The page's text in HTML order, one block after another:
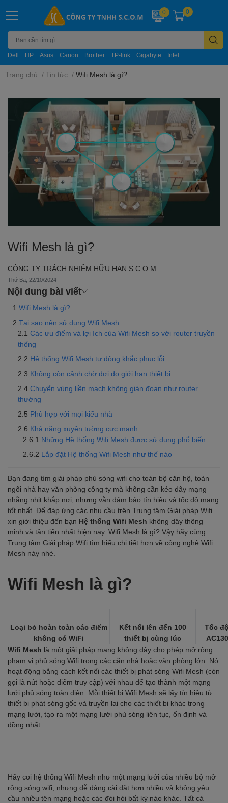
Dell HP Asus Canon Brother TP-link Gigabyte Intel
0 0
Trang chủ / Tin tức / Wifi Mesh là gì?
Wifi Mesh là gì?
CÔNG TY TRÁCH NHIỆM HỮU HẠN S.C.O.M
Thứ Ba, 22/10/2024
Nội dung bài viết
Wifi Mesh là gì?
Tại sao nên sử dụng Wifi Mesh
Các ưu điểm và lợi ích của Wifi Mesh so với router truyền
thống
Hệ thống Wifi Mesh tự động khắc phục lỗi
Không còn cảnh chờ đợi do giới hạn thiết bị
Chuyển vùng liền mạch không gián đoạn như router
thường
Phù hợp với mọi kiểu nhà
Khả năng xuyên tường cực mạnh
Những Hệ thống Wifi Mesh được sử dụng phổ biến
Lắp đặt Hệ thống Wifi Mesh như thế nào
Bạn đang tìm giải pháp phủ sóng wifi cho toàn bộ căn hộ, toàn
ngôi nhà hay văn phòng công ty mà không cần kéo dây mạng
nhằng nhịt khắp nơi, nhưng vẫn đảm bảo tín hiệu và tốc độ mạng
tốt nhất. Để đáp ứng các nhu cầu trên Trung tâm Giải pháp Wifi
xin giới thiệu đến bạn Hệ thống Wifi Mesh không dây thông
minh và tân tiến nhất hiện nay. Wifi Mesh là gì? Vậy hãy cùng
Trung tâm Giải pháp Wifi tìm hiểu chi tiết hơn về công nghệ Wifi
Mesh này nhé.
Wifi Mesh là gì?
Loại bỏ hoàn toàn các điểm
không có WiFi
Kết nối lên đến 100
thiết bị cùng lúc
Tốc
Wifi Mesh là một giải pháp mạng không dây cho phép mở rộng
phạm vi phủ sóng Wifi trong các căn nhà hoặc văn phòng lớn. Nó
hoạt động bằng cách kết nối các thiết bị phát sóng Wifi Mesh (còn
gọi là nút hoặc điểm truy cập) với nhau để tạo thành một mạng
lưới phủ sóng toàn diện. Mỗi thiết bị Wifi Mesh sẽ lấy tín hiệu từ
thiết bị phát sóng gốc và truyền lại cho các thiết bị khác trong
mạng lưới, tạo ra một mạng lưới phủ sóng liên tục, ổn định và
đồng nhất.
Hãy coi hệ thống Wifi Mesh như một mạng lưới của nhiều bộ mở
rộng sóng wifi, nhưng dễ dàng cài đặt hơn nhiều và không yêu
cầu nhiều tên mạng hoặc các đòi hỏi bất kỳ nào khác. Tất cả